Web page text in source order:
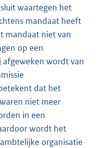
waartegen het
mandaat heeft
mandaat niet van
op een
afgeweken wordt van
dat het
niet meer
in een
wordt het
organisatie